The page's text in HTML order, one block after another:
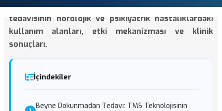
Transkraniyal manyetik stimülasyon (TMS)
tedavisinin nörolojik ve psikiyatrik hastalıklardaki
kullanım alanları, etki mekanizması ve klinik
sonuçları.
İçindekiler
Beyne Dokunmadan Tedavi: TMS Teknolojisinin